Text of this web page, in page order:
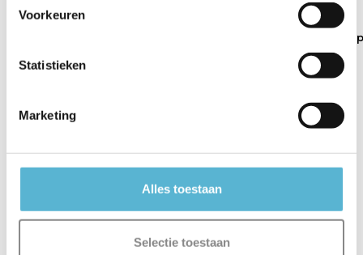
Voorkeuren
Statistieken
Marketing
Alles toestaan
Selectie toestaan
Wandlamp Sharp
zwart k...